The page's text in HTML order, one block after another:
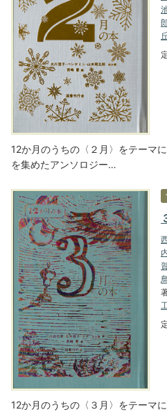
12か月のうちの〈２月〉をテーマ
を集めたアンソロジー…
12か月のうちの〈３月〉をテーマ